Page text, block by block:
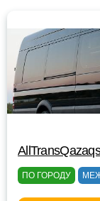
ПО ГОРОДУ